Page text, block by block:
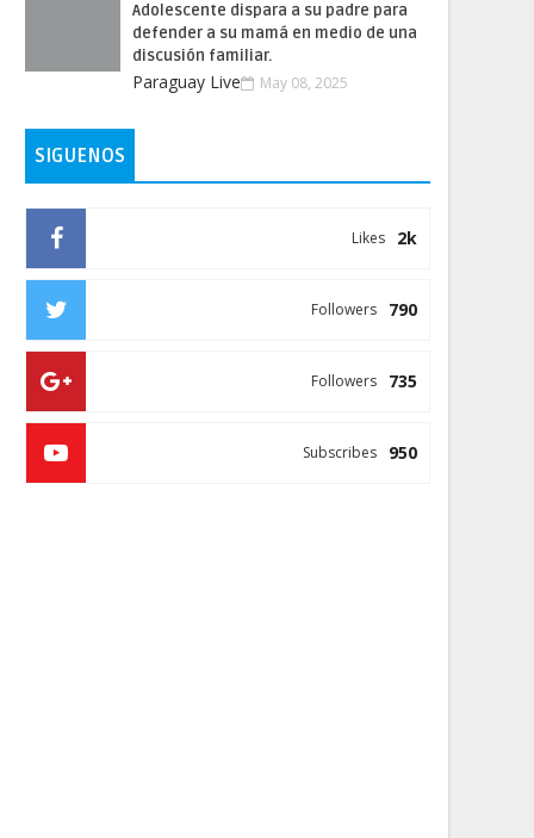
Adolescente dispara a su padre para
defender a su mamá en medio de una
discusión familiar.
Paraguay Live May 08, 2025
SIGUENOS
2k
Likes
790
Followers
735
Followers
950
Subscribes